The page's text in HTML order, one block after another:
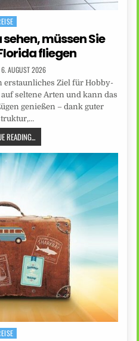
müssen Sie
fliegen
6. AUGUST 2026
erstaunliches Ziel für Hobby-
seltene Arten und kann das
genießen – dank guter
READING...